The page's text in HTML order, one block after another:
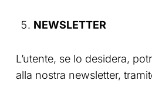
NEWSLETTER
L’utente, se lo desidera,
alla nostra newsletter,